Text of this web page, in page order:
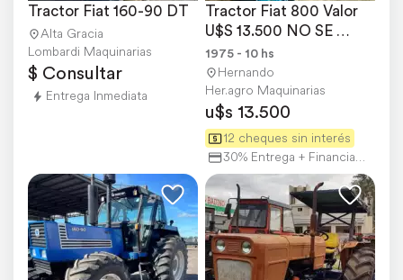
Tractor Fiat 160-90 DT
Alta Gracia
Lombardi Maquinarias
$ Consultar
Entrega Inmediata
Tractor Fiat 800 Valor
U$S 13.500 NO SE
Reciben Usados
1975 - 10 hs
Hernando
Her.agro Maquinarias
u$s 13.500
12 cheques sin interés
30% Entrega + Financiación